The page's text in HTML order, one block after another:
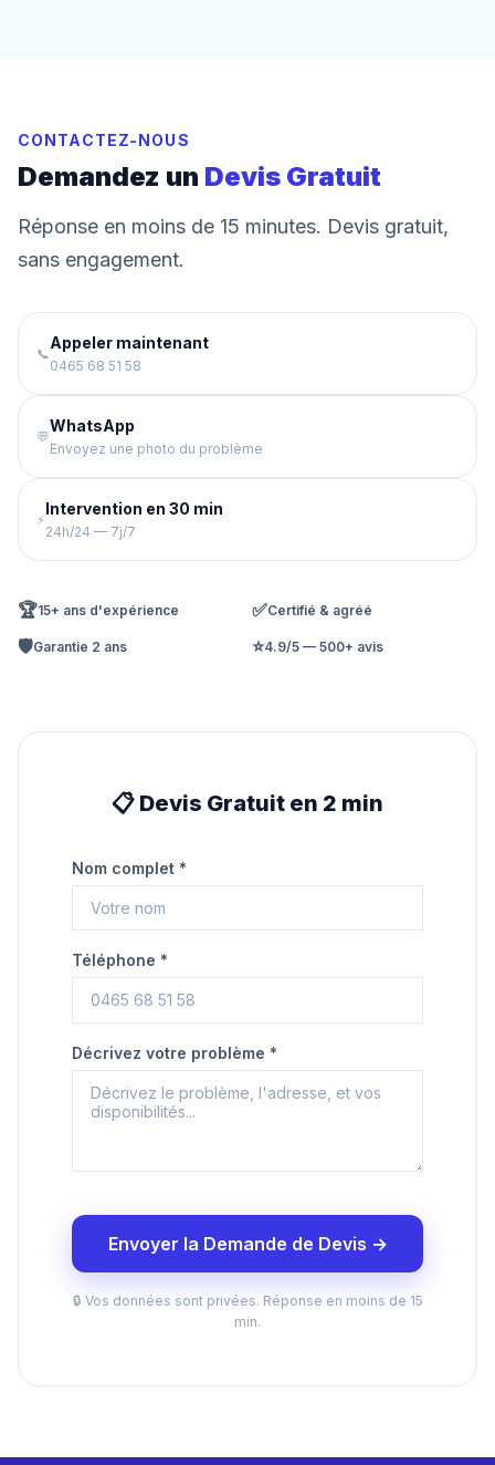
CONTACTEZ-NOUS
Demandez un Devis Gratuit
Réponse en moins de 15 minutes. Devis gratuit,
sans engagement.
📞
Appeler maintenant
0465 68 51 58
💬
WhatsApp
Envoyez une photo du problème
⚡
Intervention en 30 min
24h/24 — 7j/7
🏆15+ ans d'expérience ✅Certifié & agréé
🛡️Garantie 2 ans ⭐4.9/5 — 500+ avis
📋 Devis Gratuit en 2 min
Nom complet *
Téléphone *
Décrivez votre problème *
Envoyer la Demande de Devis →
🔒 Vos données sont privées. Réponse en moins de 15
min.